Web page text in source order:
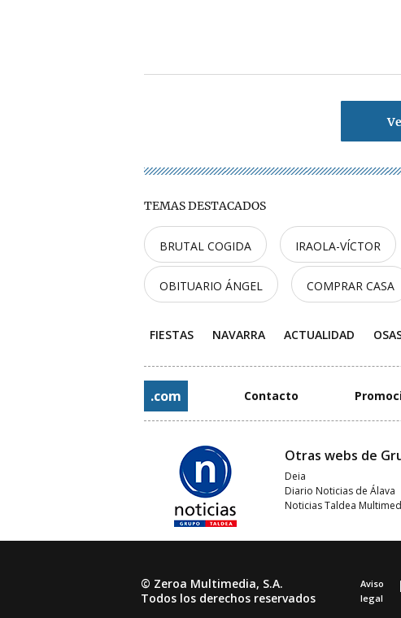
TEMAS DESTACADOS
BRUTAL COGIDA IRAOLA-VÍCTOR
OBITUARIO ÁNGEL COMPRAR CASA
FIESTAS NAVARRA ACTUALIDAD
.com Contacto
Otras webs de
Deia
Diario Noticias de Álava
Noticias Taldea
© Zeroa Multimedia, S.A.
Todos los derechos reservados
Aviso
legal